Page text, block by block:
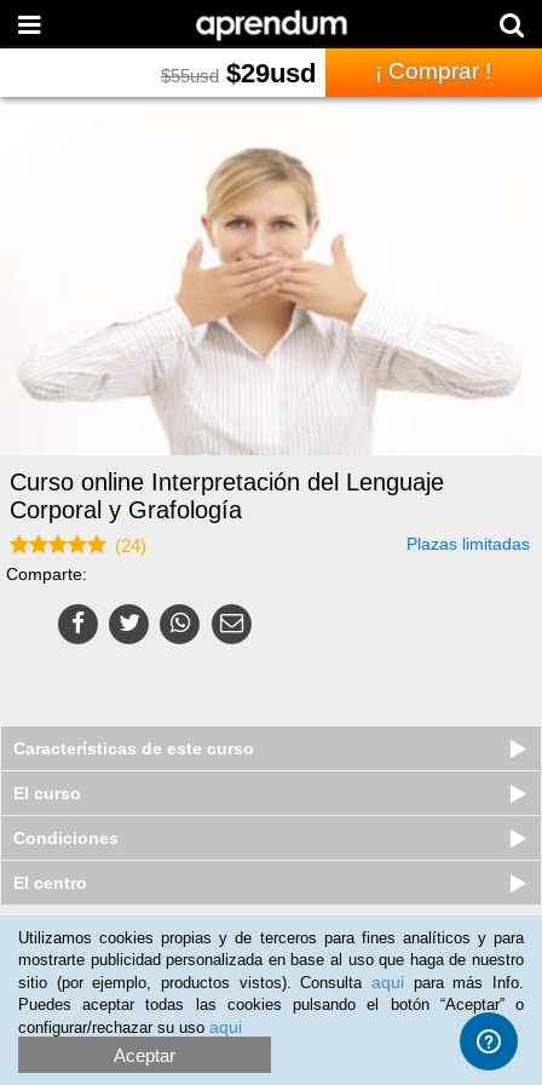
$55usd $29usd ¡ Comprar !
Curso online Interpretación del Lenguaje
Corporal y Grafología
(24)
Plazas limitadas
Comparte:
Características de este curso
El curso
Condiciones
El centro
Nuestros clientes opinan:
Jose(11-05-2019)
En el trabajo es donde estare aplicando los temas que he visto
Utilizamos cookies propias y de terceros para fines analíticos y para
mostrarte publicidad personalizada en base al uso que haga de nuestro
sitio (por ejemplo, productos vistos). Consulta aqui para más Info.
Puedes aceptar todas las cookies pulsando el botón “Aceptar” o
configurar/rechazar su uso aqui
Aceptar